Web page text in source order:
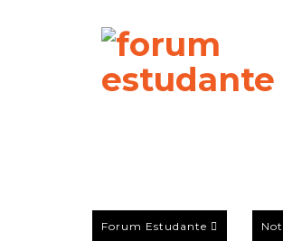
Forum Estudante